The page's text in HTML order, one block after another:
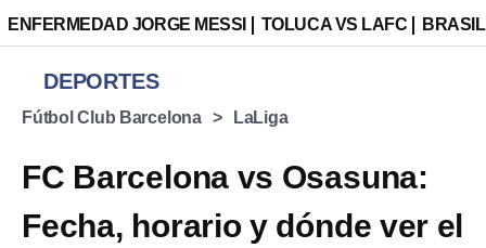
ENFERMEDAD JORGE MESSI TOLUCA VS LAFC
DEPORTES
Fútbol Club Barcelona LaLiga
FC Barcelona vs Osasuna:
Fecha, horario y dónde ver el